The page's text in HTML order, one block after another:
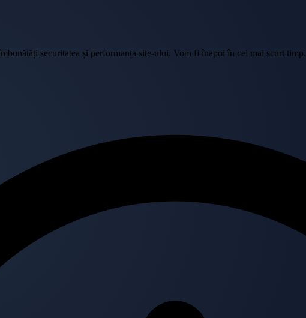
securitatea și performanța site-ului. Vom fi înapoi în cel mai scurt timp.